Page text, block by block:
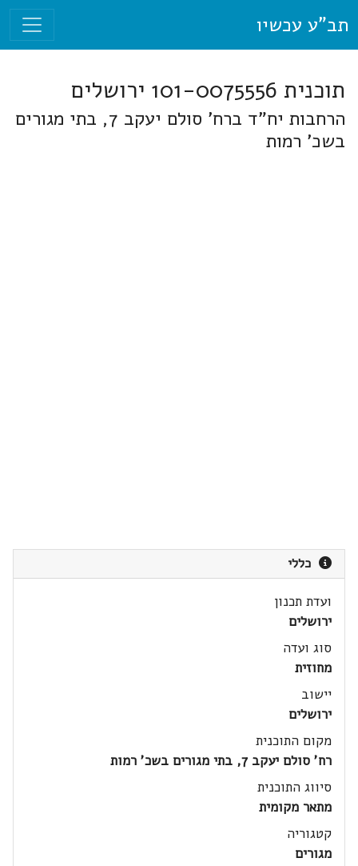
תב"ע עכשיו
תוכנית 101-0075556 ירושלים
הרחבות יח"ד ברח' סולם יעקב 7, בתי מגורים
בשכ' רמות
כללי
ועדת תכנון
ירושלים
סוג ועדה
מחוזית
יישוב
ירושלים
מקום התוכנית
רח' סולם יעקב 7, בתי מגורים בשכ' רמות
סיווג התוכנית
מתאר מקומית
קטגוריה
מגורים